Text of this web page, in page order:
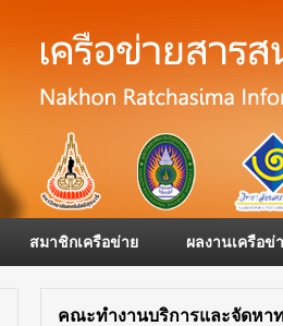
สมาชิกเครือข่าย ผลงานเครือข่
คณะทำงานบริการและจัดหา